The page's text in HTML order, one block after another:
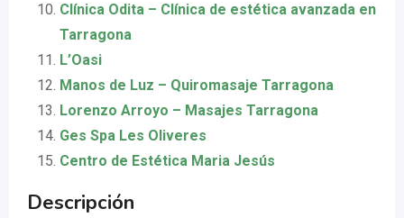
Clínica Odita – Clínica de estética avanzada en
Tarragona
L’Oasi
Manos de Luz – Quiromasaje Tarragona
Lorenzo Arroyo – Masajes Tarragona
Ges Spa Les Oliveres
Centro de Estética Maria Jesús
Descripción